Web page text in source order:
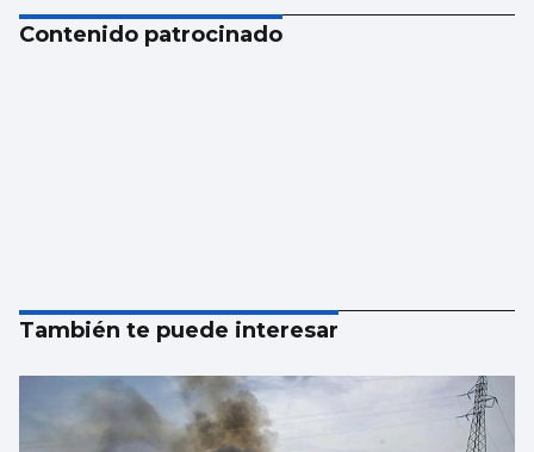
Contenido patrocinado
También te puede interesar